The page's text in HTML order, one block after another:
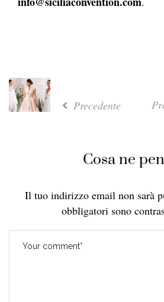
Precedente
Cosa ne
Il tuo indirizzo email non sarà
obbligatori sono